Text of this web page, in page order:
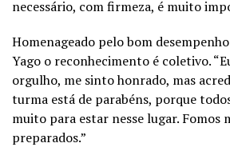
necessário, com firmeza, é muito
Homenageado pelo bom
Yago o reconhecimento é coletivo.
orgulho, me sinto honrado, mas
turma está de parabéns, porque
muito para estar nesse lugar. Fomos
preparados.”